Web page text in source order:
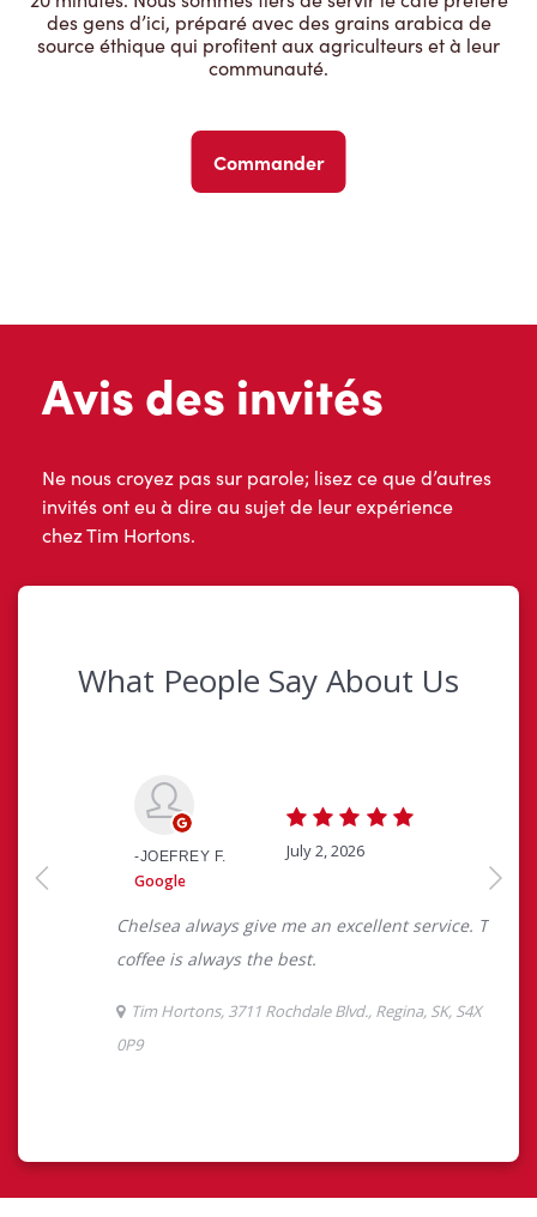
des gens d’ici, préparé avec des grains arabica de
source éthique qui profitent aux agriculteurs et à leur
communauté.
Commander
Avis des invités
Ne nous croyez pas sur parole; lisez ce que d’autres
invités ont eu à dire au sujet de leur expérience
chez Tim Hortons.